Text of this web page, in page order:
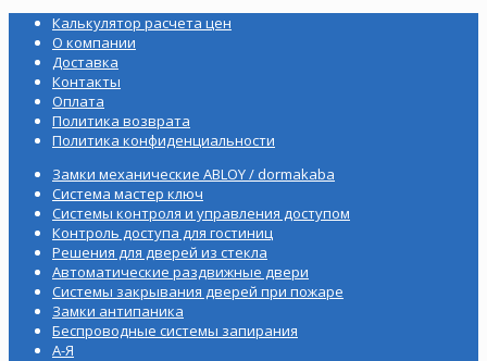
Калькулятор расчета цен
О компании
Доставка
Контакты
Оплата
Политика возврата
Политика конфиденциальности
Замки механические ABLOY / dormakaba
Система мастер ключ
Системы контроля и управления доступом
Контроль доступа для гостиниц
Решения для дверей из стекла
Автоматические раздвижные двери
Системы закрывания дверей при пожаре
Замки антипаника
Беспроводные системы запирания
А-Я